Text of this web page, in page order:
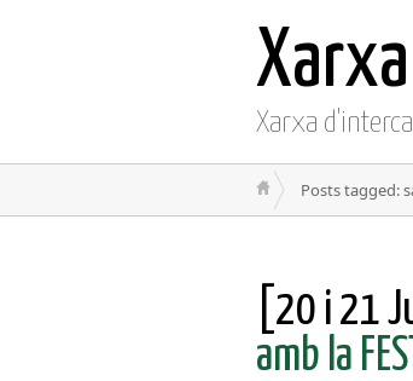
Xarxa
Xarxa
Posts tagged:
[20 i 21
amb la